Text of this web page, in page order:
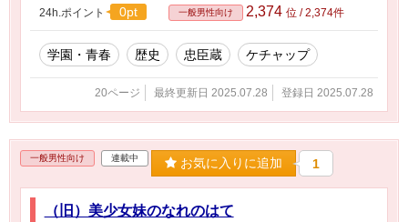
24h.ポイント 0pt 一般男性向け 2,374 位 / 2,374件
学園・青春 歴史 忠臣蔵 ケチャップ
20ページ 最終更新日 2025.07.28 登録日 2025.07.28
一般男性向け 連載中 お気に入りに追加 1
（旧）美少女妹のなれのはて